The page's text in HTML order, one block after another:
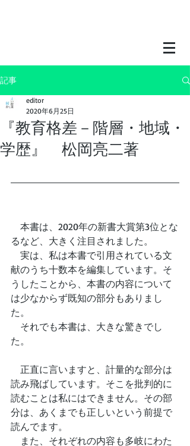
記事
『教育格差－階層・地域・
学歴』 松岡亮二著
editor
2020年6月25日
本書は、2020年の新書大賞第3位とな
るなど、大きく注目されました。
実は、私は本書で引用されている文
献のうち十数本を編集しています。そ
うしたことから、本書の内容について
は少なからず既知の部分もありまし
た。
それでも本書は、大きな驚きでし
た。
正直に言いますと、計量的な部分は
読み飛ばしています。そこを批判的に
読むことは私にはできません。その部
分は、あくまでも正しいという前提で
読んでます。
また、それぞれの内容も多岐にわた